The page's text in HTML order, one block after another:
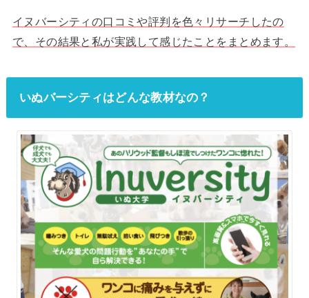
イヌバーシティの口コミや評判を色々リサーチしたの
で、その結果と私が実践して感じたことをまとめます。
いぬバーシティはどんな教材なの？